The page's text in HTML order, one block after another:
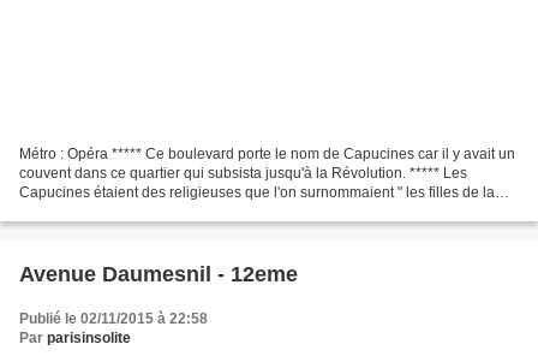
Métro : Opéra ***** Ce boulevard porte le nom de Capucines car il y avait un
couvent dans ce quartier qui subsista jusqu'à la Révolution. ***** Les
Capucines étaient des religieuses que l'on surnommaient " les filles de la
Avenue Daumesnil - 12eme
Publié le 02/11/2015 à 22:58
Par parisinsolite